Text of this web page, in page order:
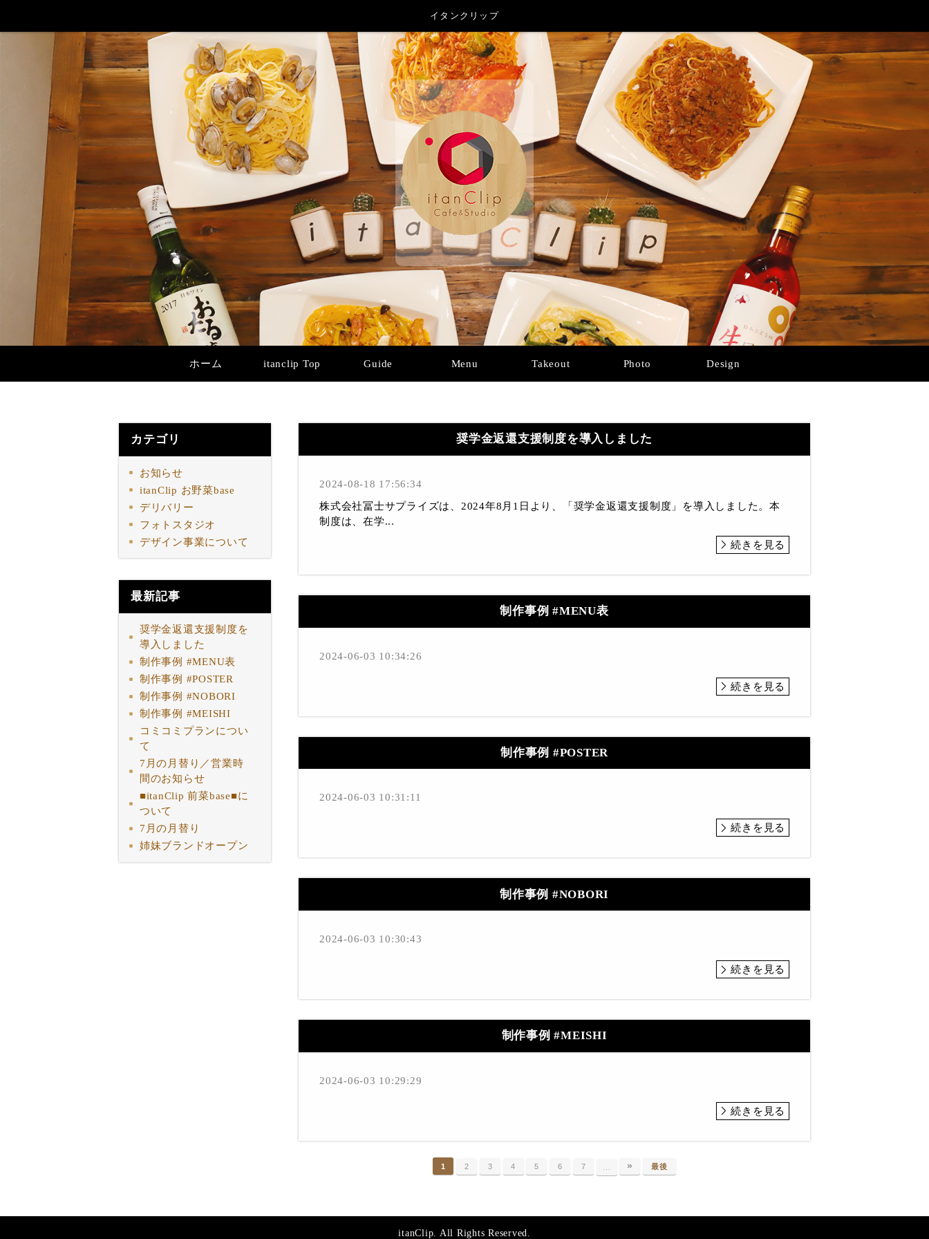
イタンクリップ
ホーム itanclip Top Guide Menu Takeout Photo Design
カテゴリ
お知らせ
itanClip お野菜base
デリバリー
フォトスタジオ
デザイン事業について
最新記事
奨学金返還支援制度を
導入しました
制作事例 #MENU表
制作事例 #POSTER
制作事例 #NOBORI
制作事例 #MEISHI
コミコミプランについ
て
7月の月替り／営業時
間のお知らせ
■itanClip 前菜base■に
ついて
7月の月替り
姉妹ブランドオープン
奨学金返還支援制度を導入しました
2024-08-18 17:56:34
株式会社冨士サプライズは、2024年8月1日より、「奨学金返還支援制度」を導入しました。本
制度は、在学...
続きを見る
制作事例 #MENU表
2024-06-03 10:34:26
続きを見る
制作事例 #POSTER
2024-06-03 10:31:11
続きを見る
制作事例 #NOBORI
2024-06-03 10:30:43
続きを見る
制作事例 #MEISHI
2024-06-03 10:29:29
続きを見る
1 2 3 4 5 6 7 » 最後
itanClip. All Rights Reserved.